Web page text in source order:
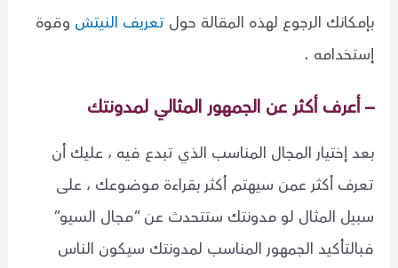
بإمكانك الرجوع لهذه المقالة حول تعريف النيتش وقوة
إستخدامه .
– أعرف أكثر عن الجمهور المثالي لمدونتك
بعد إختيار المجال المناسب الذي تبدع فيه ، عليك أن
تعرف أكثر عمن سيهتم أكثر بقراءة موضوعك ، على
سبيل المثال لو مدونتك ستتحدث عن “مجال السيو”
فبالتأكيد الجمهور المناسب لمدونتك سيكون الناس